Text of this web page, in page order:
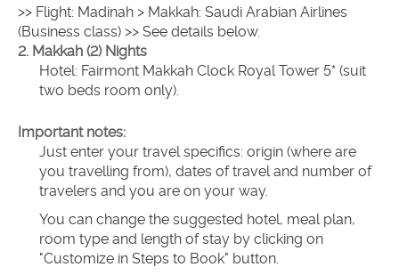
>> Flight: Madinah > Makkah: Saudi Arabian Airlines
(Business class) >> See details below.
2. Makkah (2) Nights
Hotel: Fairmont Makkah Clock Royal Tower 5* (suit
two beds room only).
Important notes:
Just enter your travel specifics: origin (where are
you travelling from), dates of travel and number of
travelers and you are on your way.
You can change the suggested hotel, meal plan,
room type and length of stay by clicking on
"Customize in Steps to Book" button.